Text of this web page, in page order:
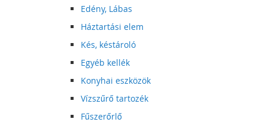
Edény, Lábas
Háztartási elem
Kés, késtároló
Egyéb kellék
Konyhai eszközök
Vízszűrő tartozék
Fűszerőrlő